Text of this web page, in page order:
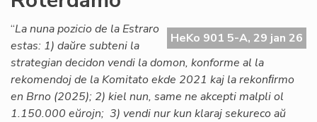
HeKo 901 5-A, 29 jan 26
“La nuna pozicio de la Estraro
estas: 1) daŭre subteni la
strategian decidon vendi la domon, konforme al la
rekomendoj de la Komitato ekde 2021 kaj la rekonﬁrmo
en Brno (2025); 2) kiel nun, same ne akcepti malpli ol
1.150.000 eŭrojn; 3) vendi nur kun klaraj sekureco aŭ